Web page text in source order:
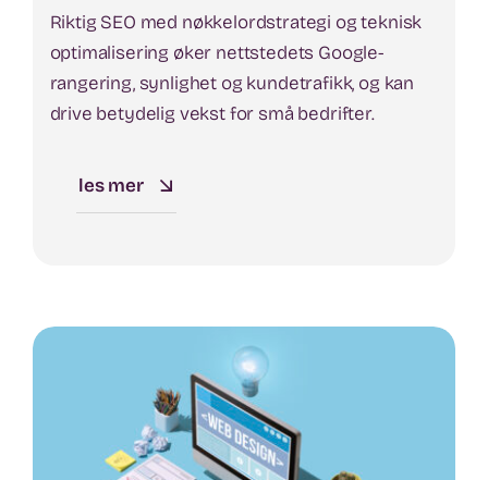
Riktig SEO med nøkkelordstrategi og teknisk
optimalisering øker nettstedets Google-
rangering, synlighet og kundetrafikk, og kan
drive betydelig vekst for små bedrifter.
les mer